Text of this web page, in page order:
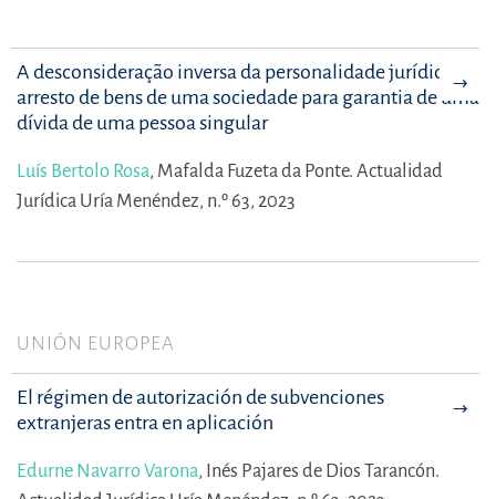
A desconsideração inversa da personalidade jurídica: o
arresto de bens de uma sociedade para garantia de uma
dívida de uma pessoa singular
Luís Bertolo Rosa, Mafalda Fuzeta da Ponte. Actualidad
Jurídica Uría Menéndez, n.º 63, 2023
UNIÓN EUROPEA
El régimen de autorización de subvenciones
extranjeras entra en aplicación
Edurne Navarro Varona, Inés Pajares de Dios Tarancón.